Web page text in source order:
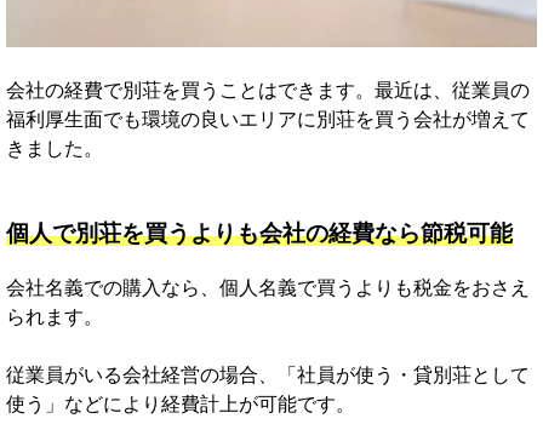
会社の経費で別荘を買うことはできます。最近は、従業員の
福利厚生面でも環境の良いエリアに別荘を買う会社が増えて
きました。
個人で別荘を買うよりも会社の経費なら節税可能
会社名義での購入なら、個人名義で買うよりも税金をおさえ
られます。
従業員がいる会社経営の場合、「社員が使う・貸別荘として
使う」などにより経費計上が可能です。